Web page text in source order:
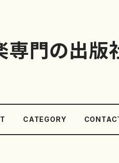
専門の出
CATEGORY